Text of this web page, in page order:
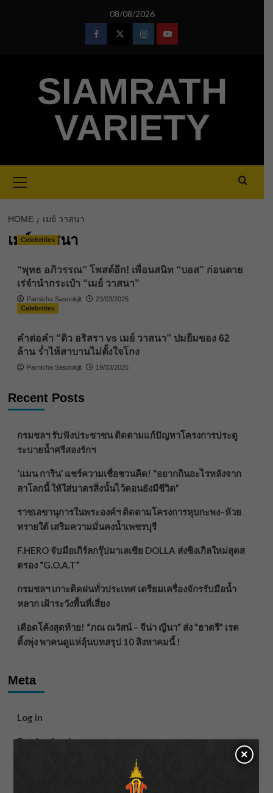
08/08/2026
FacebookTwitterInstagramYoutube
SIAMRATH
VARIETY
Menu
HOME เมย์ วาสนา
เมย์ วาสนา
Celebrities
“พุทธ อภิวรรณ” โพสต์อีก! เพื่อนสนิท “บอส” ก่อนตาย
เร่จำนำกระเป๋า “เมย์ วาสนา”
Parnicha Sasookjit
23/03/2025
Celebrities
คำต่อคำ “ดิว อริสรา vs เมย์ วาสนา” ปมยืมของ 62
ล้าน ร่ำไห้สาบานไม่ตั้งใจโกง
Parnicha Sasookjit 19/03/2025
Recent Posts
กรมชลฯ รับฟังประชาชน ติดตามแก้ปัญหาโครงการประตู
ระบายน้ำศรีสองรักฯ
‘แมน การิน’ แชร์ความเชื่อชวนคิด! “อยากกินอะไรหลังจาก
ลาโลกนี้ ให้ใส่บาตรสิ่งนั้นไว้ตอนยังมีชีวิต”
ราชเลขานุการในพระองค์ฯ ติดตามโครงการหุบกะพง–ห้วย
ทรายใต้ เสริมความมั่นคงน้ำเพชรบุรี
F.HERO จับมือเกิร์ลกรุ๊ปมาเลเซีย DOLLA ส่งซิงเกิลใหม่สุดส
ตรอง “G.O.A.T”
กรมชลฯ เกาะติดฝนทั่วประเทศ เตรียมเครื่องจักรรับมือน้ำ
หลาก เฝ้าระวังพื้นที่เสี่ยง
เดือดโค้งสุดท้าย! “ภณ ณวัสน์ – จีน่า ญีนา” ส่ง “ธาตรี” เรต
ติ้งพุ่ง พาคนดูแห่ลุ้นบทสรุป 10 สิงหาคมนี้ !
Meta
Log in
Entries feed
×